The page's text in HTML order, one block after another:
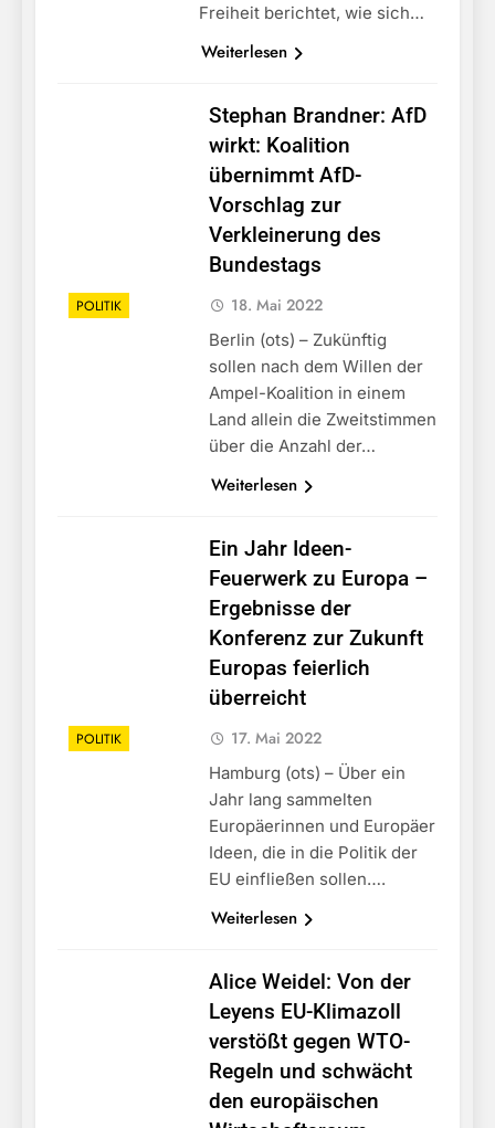
Freiheit berichtet, wie sich…
Weiterlesen
POLITIK
Stephan Brandner: AfD
wirkt: Koalition
übernimmt AfD-
Vorschlag zur
Verkleinerung des
Bundestags
18. Mai 2022
Berlin (ots) – Zukünftig
sollen nach dem Willen der
Ampel-Koalition in einem
Land allein die Zweitstimmen
über die Anzahl der…
Weiterlesen
POLITIK
Ein Jahr Ideen-
Feuerwerk zu Europa –
Ergebnisse der
Konferenz zur Zukunft
Europas feierlich
überreicht
17. Mai 2022
Hamburg (ots) – Über ein
Jahr lang sammelten
Europäerinnen und Europäer
Ideen, die in die Politik der
EU einfließen sollen….
Weiterlesen
Alice Weidel: Von der
Leyens EU-Klimazoll
verstößt gegen WTO-
Regeln und schwächt
den europäischen